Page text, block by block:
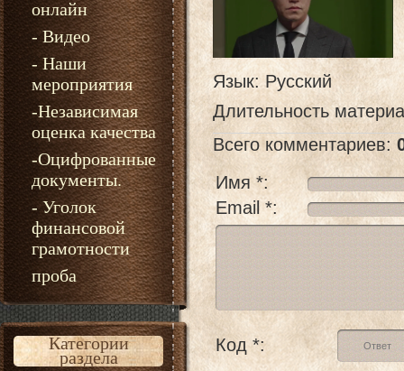
онлайн
- Видео
- Наши
мероприятия
-Независимая
оценка качества
-Оцифрованные
документы.
- Уголок
финансовой
грамотности
проба
Категории
раздела
Язык: Русский
Длительность
Всего комментариев:
Имя *:
Email *:
Код *: